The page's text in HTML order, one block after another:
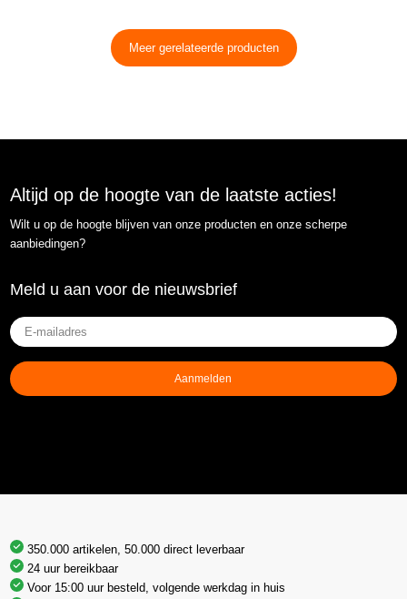
Meer gerelateerde producten
Altijd op de hoogte van de laatste acties!
Wilt u op de hoogte blijven van onze producten en onze scherpe
aanbiedingen?
Meld u aan voor de nieuwsbrief
E-
mailadres(Vereist)
Aanmelden
350.000 artikelen, 50.000 direct leverbaar
24 uur bereikbaar
Voor 15:00 uur besteld, volgende werkdag in huis